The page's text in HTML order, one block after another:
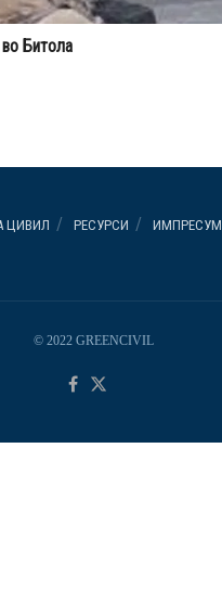
Битола
ЦИВИЛ РЕСУРСИ ИМПРЕСУМ
© 2022 GREENCIVIL